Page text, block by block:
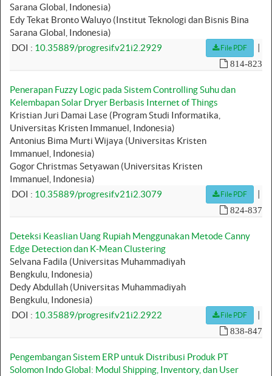
Sarana Global, Indonesia)
Edy Tekat Bronto Waluyo (Institut Teknologi dan Bisnis Bina
Sarana Global, Indonesia)
DOI : 10.35889/progresif.v21i2.2929 File PDF |
814-823
Penerapan Fuzzy Logic pada Sistem Controlling Suhu dan
Kelembapan Solar Dryer Berbasis Internet of Things
Kristian Juri Damai Lase (Program Studi Informatika,
Universitas Kristen Immanuel, Indonesia)
Antonius Bima Murti Wijaya (Universitas Kristen
Immanuel, Indonesia)
Gogor Christmas Setyawan (Universitas Kristen
Immanuel, Indonesia)
DOI : 10.35889/progresif.v21i2.3079 File PDF |
824-837
Deteksi Keaslian Uang Rupiah Menggunakan Metode Canny
Edge Detection dan K-Mean Clustering
Selvana Fadila (Universitas Muhammadiyah
Bengkulu, Indonesia)
Dedy Abdullah (Universitas Muhammadiyah
Bengkulu, Indonesia)
DOI : 10.35889/progresif.v21i2.2922 File PDF |
838-847
Pengembangan Sistem ERP untuk Distribusi Produk PT
Solomon Indo Global: Modul Shipping, Inventory, dan User